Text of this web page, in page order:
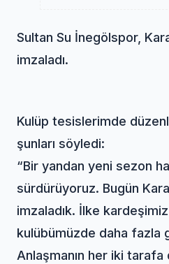
Sultan Su İnegölspor,
imzaladı.
Kulüp tesislerimde
şunları söyledi:
“Bir yandan yeni sezon
sürdürüyoruz. Bugün
imzaladık. İlke
kulübümüzde daha fazla
Anlaşmanın her iki tarafa